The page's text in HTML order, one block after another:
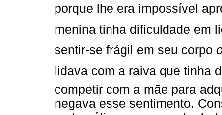
porque lhe era impossível
menina tinha dificuldade em
sentir-se frágil em seu corpo
lidava com a raiva que tinha
competir com a mãe para
negava esse sentimento.